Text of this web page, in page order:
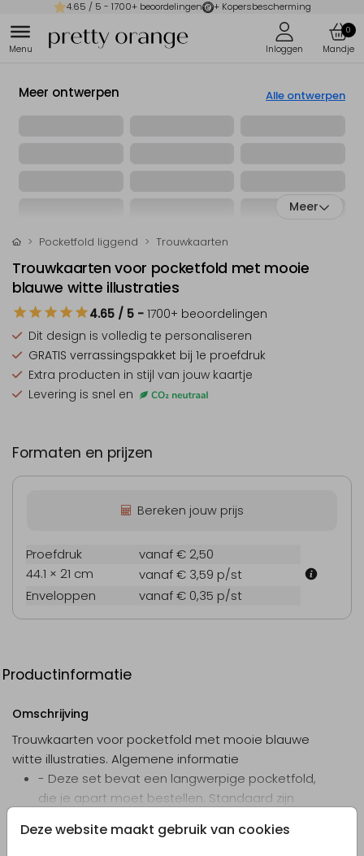
4.65 / 5 - 1700+ beoordelingen + Kopersbescherming
0
Deze website maakt gebruik van cookies
Meer ontwerpen Alle ontwerpen
Meer
Pocketfold liggend Trouwkaarten
Trouwkaarten voor pocketfold met mooie
blauwe witte illustraties
4.65 / 5 - 1700+ beoordelingen
Dit design is volledig te personaliseren
GRATIS verrassingspakket bij 1e proefdruk
Extra producten in stijl van jouw kaartje
Levering is snel en
Formaten en prijzen
Bereken jouw prijs
Proefdruk
vanaf € 2,50
44.1 × 21 cm
vanaf € 3,59 p/st
Enveloppen
vanaf € 0,35 p/st
Productinformatie
Omschrijving
Trouwkaarten voor pocketfold met mooie blauwe
witte illustraties. Algemene informatie
- Deze set bevat een langwerpige pocketfold,
die je apart moet bestellen. Standaard zijn
- Je kunt kiezen tussen drie verschillende kleuren